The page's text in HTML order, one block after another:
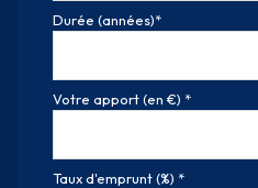
Durée (années)*
Votre apport (en €) *
Taux d'emprunt (%) *